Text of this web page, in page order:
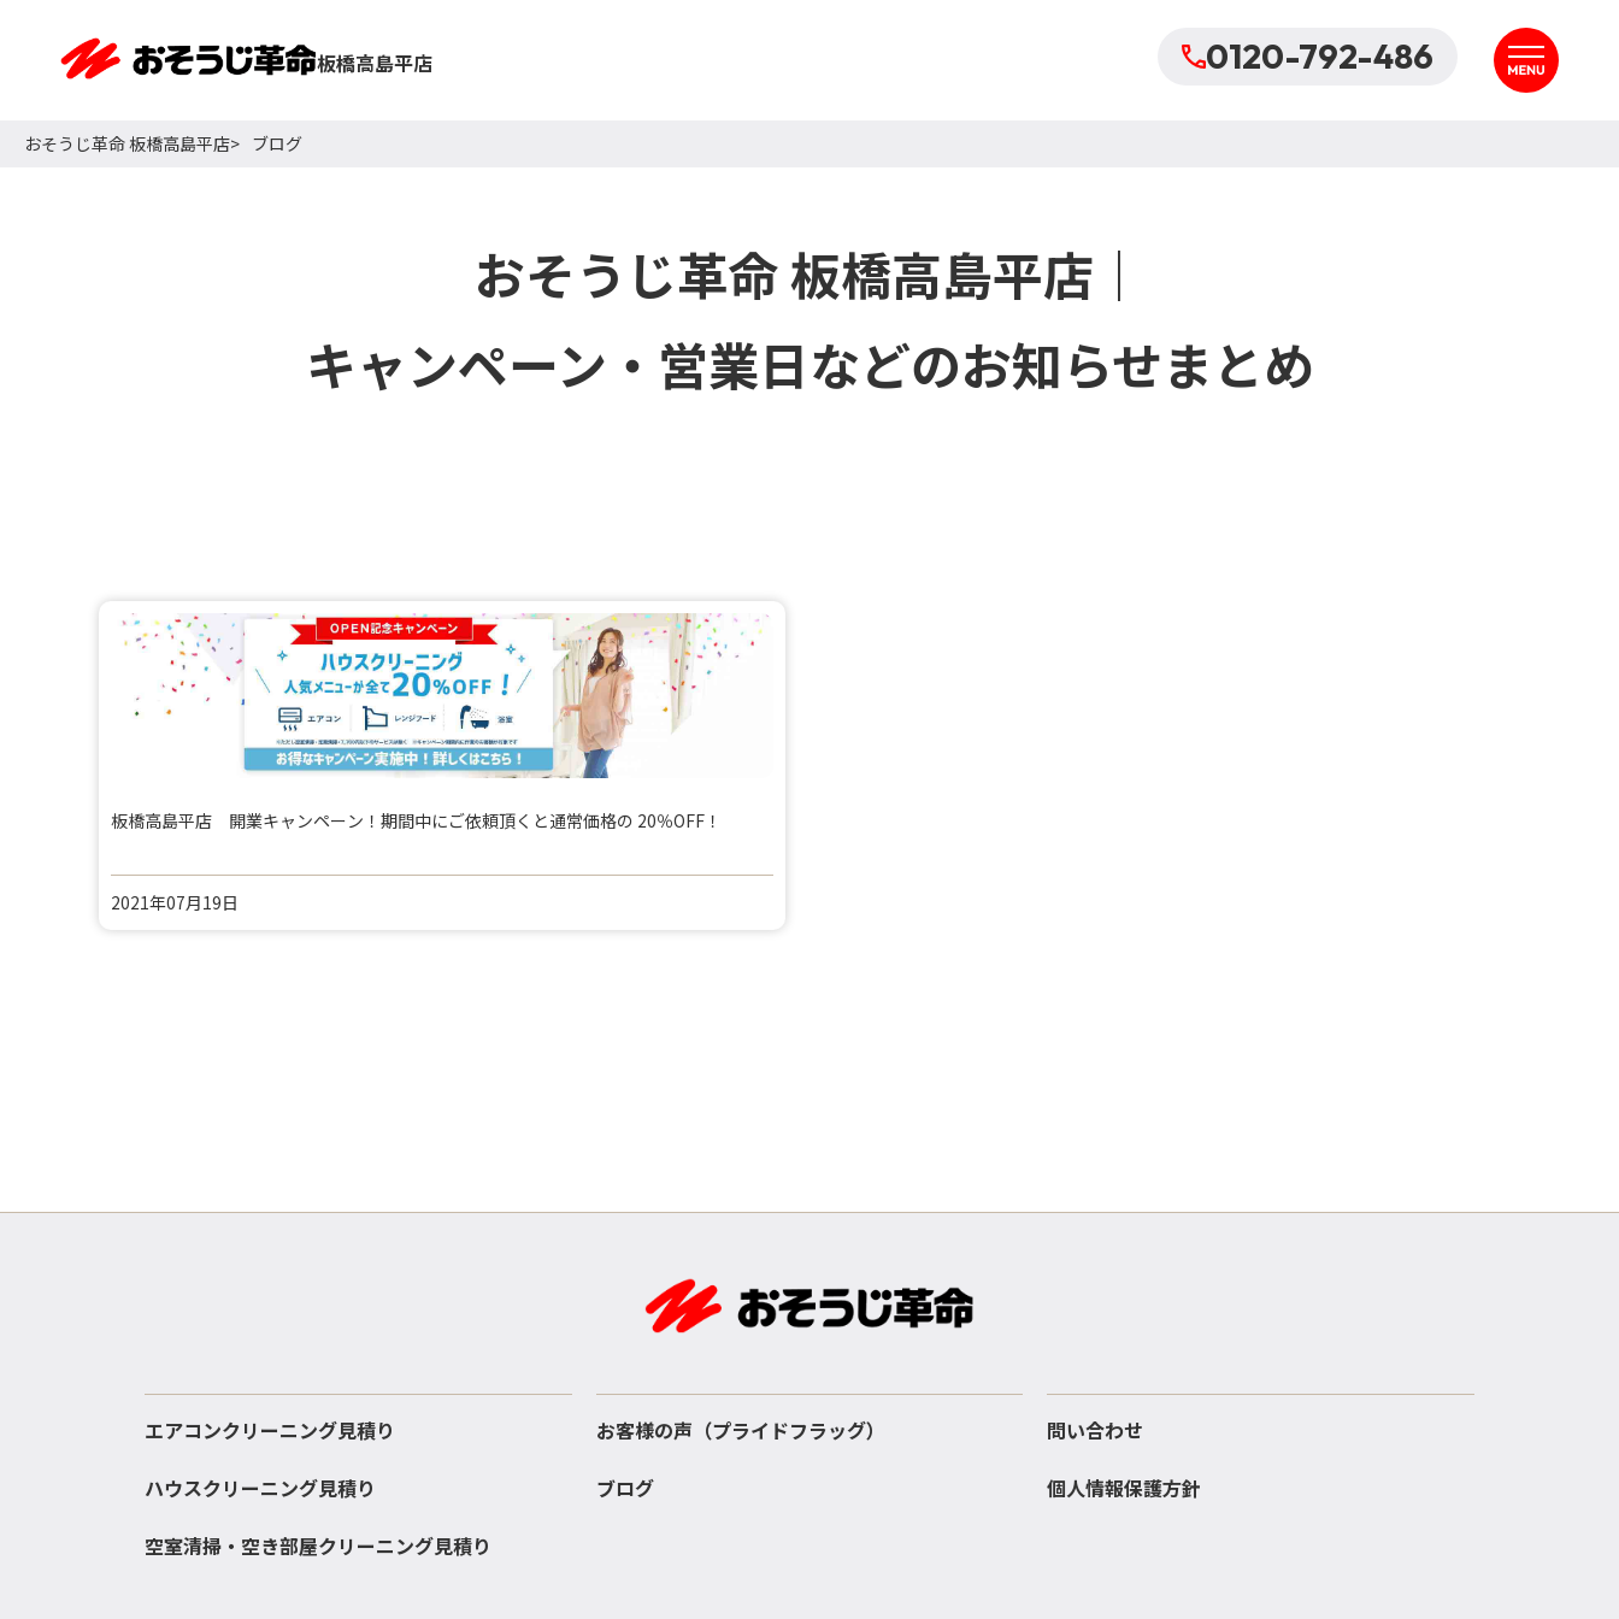
板橋高島平店 0120-792-486
おそうじ革命 板橋高島平店 ブログ
おそうじ革命 板橋高島平店｜
キャンペーン・営業日などのお知らせまとめ
板橋高島平店 開業キャンペーン！期間中にご依頼頂くと通常価格の 20％OFF！
2021年07月19日
エアコンクリーニング見積り
ハウスクリーニング見積り
空室清掃・空き部屋クリーニング見積り
お客様の声（プライドフラッグ）
ブログ
問い合わせ
個人情報保護方針